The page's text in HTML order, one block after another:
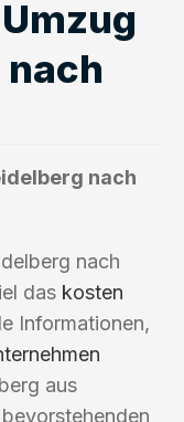
nach
nach
das kosten
Informationen,
aus